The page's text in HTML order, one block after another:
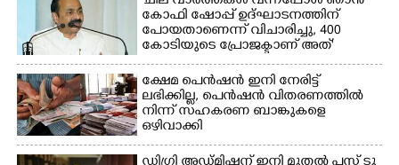
കോഫി ഷോപ്പ് ഉദ്ഘാടനത്തിന്
പോയതാണെന്ന് വിചാരിച്ചു, 400
കോടിയുടെ പ്രോജക്ടാണ് അത്'
ക്ഷേമ പെൻഷൻ ഇനി നേരിട്ട്
ലഭിക്കില്ല,​ പെൻഷൻ വിതരണത്തിൽ
നിന്ന് സഹകരണ ബാങ്കുകളെ
ഒഴിവാക്കി
×
Share this link